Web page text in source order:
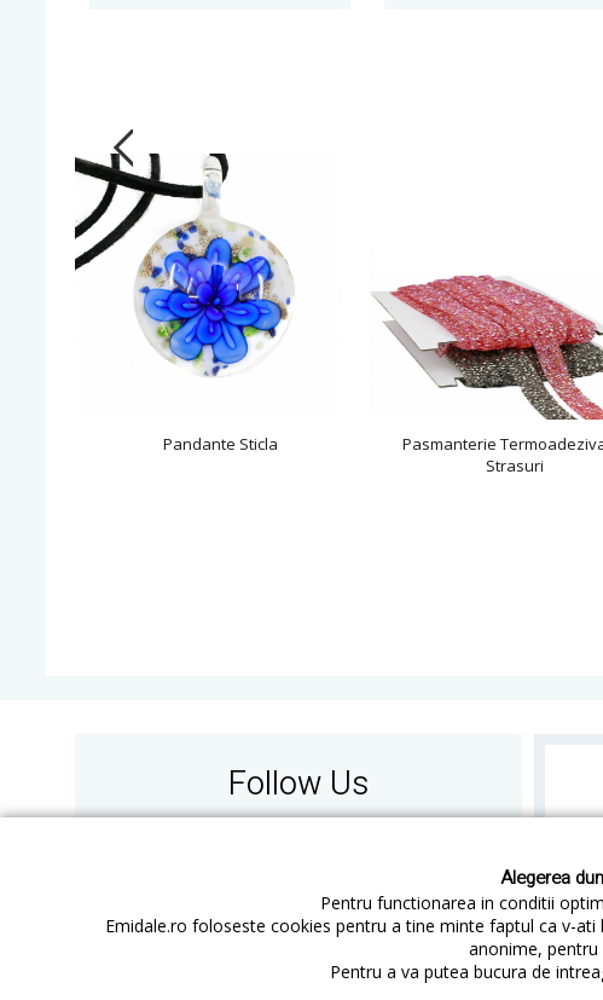
Alegerea
Pentru functionarea in conditii
Emidale.ro foloseste cookies pentru a tine minte faptul ca v-
anonime,
Pentru a va putea bucura de
Pandante Sticla
Pasmanterie
Strasuri
Follow Us
Cum cumperi Cum platesc